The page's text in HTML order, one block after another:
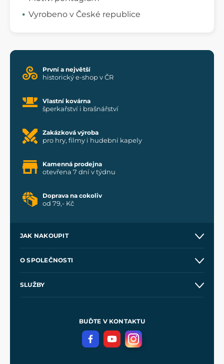
Vyrobeno v České republice
První a největší
historický e-shop v ČR
Vlastní kovárna
šperkařství i brašnářství
Zakázková výroba
pro hry, filmy i hudební kapely
Kamenná prodejna
otevřena 7 dní v týdnu
Doprava na cokoliv
od 79,- Kč
JAK NAKOUPIT
Velkoobchod
O SPOLEČNOSTI
SLUŽBY
Meče pro Kingdom Come
BUĎTE V KONTAKTU